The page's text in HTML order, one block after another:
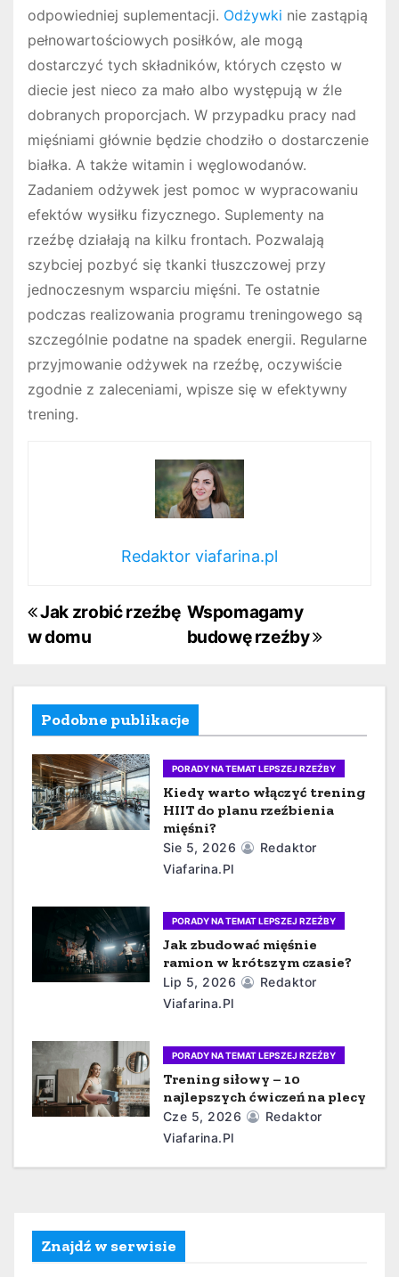
odpowiedniej suplementacji. Odżywki nie zastąpią
pełnowartościowych posiłków, ale mogą
dostarczyć tych składników, których często w
diecie jest nieco za mało albo występują w źle
dobranych proporcjach. W przypadku pracy nad
mięśniami głównie będzie chodziło o dostarczenie
białka. A także witamin i węglowodanów.
Zadaniem odżywek jest pomoc w wypracowaniu
efektów wysiłku fizycznego. Suplementy na
rzeźbę działają na kilku frontach. Pozwalają
szybciej pozbyć się tkanki tłuszczowej przy
jednoczesnym wsparciu mięśni. Te ostatnie
podczas realizowania programu treningowego są
szczególnie podatne na spadek energii. Regularne
przyjmowanie odżywek na rzeźbę, oczywiście
zgodnie z zaleceniami, wpisze się w efektywny
trening.
Redaktor viafarina.pl
N
a
g
a
c
a
p
s
u
Wspomagamy
budowę rzeźby
Jak zrobić rzeźbę
w domu
Podobne publikacje
PORADY NA TEMAT LEPSZEJ RZEŹBY
Kiedy warto włączyć trening
HIIT do planu rzeźbienia
mięśni?
Sie 5, 2026
Redaktor
Viafarina.pl
PORADY NA TEMAT LEPSZEJ RZEŹBY
Jak zbudować mięśnie
ramion w krótszym czasie?
Lip 5, 2026
Redaktor
Viafarina.pl
PORADY NA TEMAT LEPSZEJ RZEŹBY
Trening siłowy – 10
najlepszych ćwiczeń na plecy
Cze 5, 2026
Redaktor
Viafarina.pl
Znajdź w serwisie